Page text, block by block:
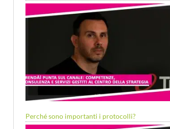
Perché sono importanti i protocolli?